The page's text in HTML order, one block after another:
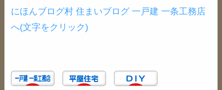
にほんブログ村 住まいブログ 一戸建 一条工務店
へ(文字をクリック)